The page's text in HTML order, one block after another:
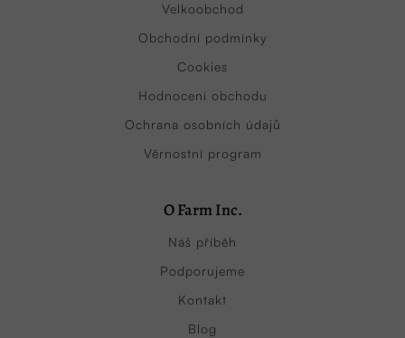
Velkoobchod
Obchodní podmínky
Cookies
Hodnocení obchodu
Ochrana osobních údajů
Věrnostní program
O Farm Inc.
Náš příběh
Podporujeme
Kontakt
Blog